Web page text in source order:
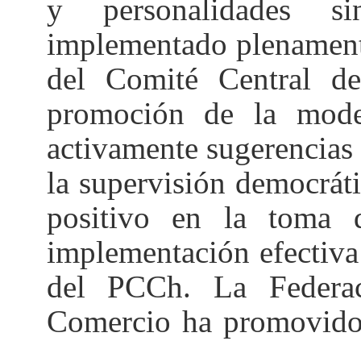
y personalidades
implementado
del Comité Central
promoción de la
activamente
la supervisión
positivo en la toma
implementación
del PCCh. La
Comercio ha